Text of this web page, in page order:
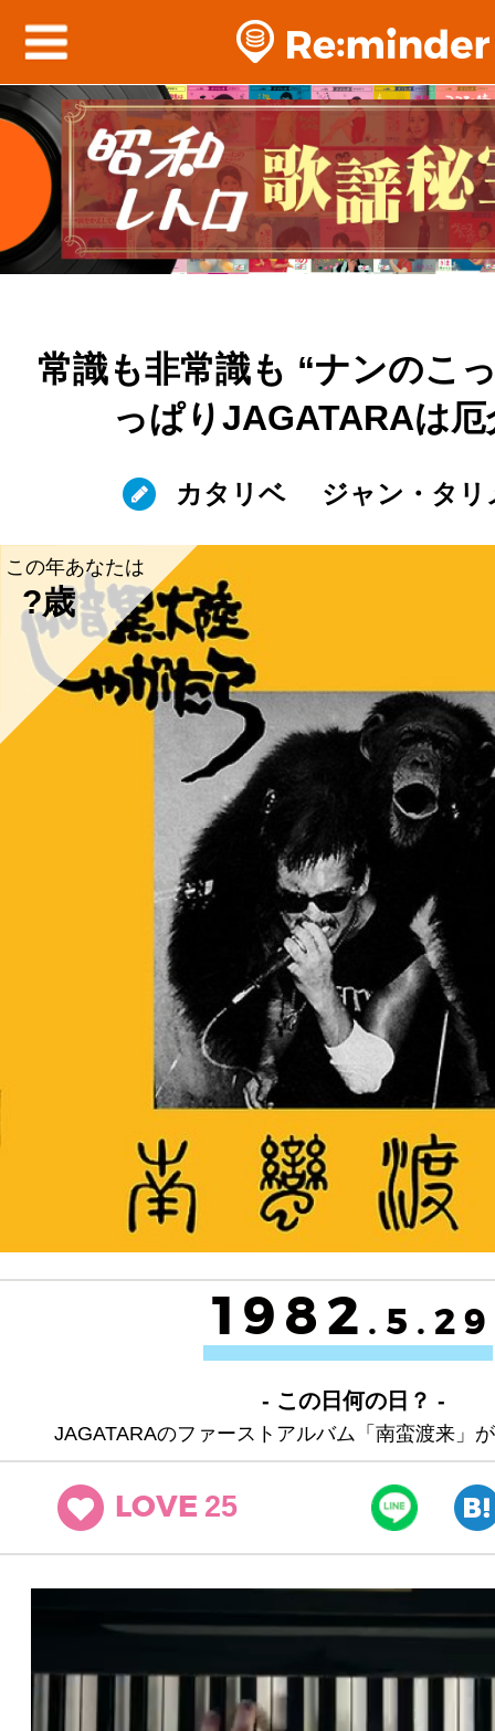
常識も非常識も “ナンのこ
っぱりJAGATARAは
カタリベ ジャン・タリ
この年あなたは
?歳
1982 .5.29
- この日何の日？ -
JAGATARAのファーストアルバム「南蛮渡来」
LOVE 25